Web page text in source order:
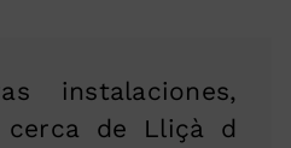
instalaciones,
cerca de Lliçà d